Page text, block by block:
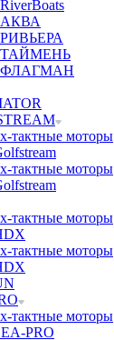
АКВА
ТАЙМЕНЬ
ФЛАГМАН
тактные моторы
тактные моторы
тактные моторы
тактные моторы
тактные моторы
PRO